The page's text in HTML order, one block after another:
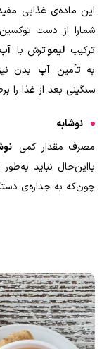
این ماده‌ی غذایی
شمارا از دست
ترکیب لیموترش با آب
به تأمین آب بدن
سنگینی بعد از غذا را
نوشابه
مصرف مقدار کمی
بااین‌حال نباید
چون‌که به جداره‌ی